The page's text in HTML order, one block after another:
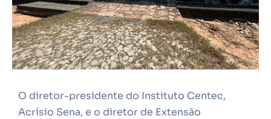
O diretor-presidente do Instituto Centec,
Acrísio Sena, e o diretor de Extensão